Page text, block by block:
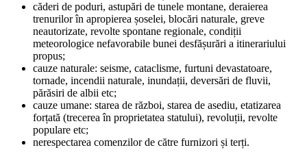
căderi de poduri, astupări de tunele montane, deraierea
trenurilor în apropierea șoselei, blocări naturale, greve
neautorizate, revolte spontane regionale, condiții
meteorologice nefavorabile bunei desfășurări a itinerariului
propus;
cauze naturale: seisme, cataclisme, furtuni devastatoare,
tornade, incendii naturale, inundații, deversări de fluvii,
părăsiri de albii etc;
cauze umane: starea de război, starea de asediu, etatizarea
forțată (trecerea în proprietatea statului), revoluții, revolte
populare etc;
nerespectarea comenzilor de către furnizori și terți.